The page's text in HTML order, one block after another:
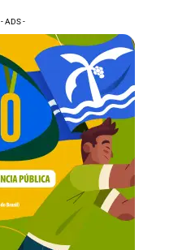
- ADS -